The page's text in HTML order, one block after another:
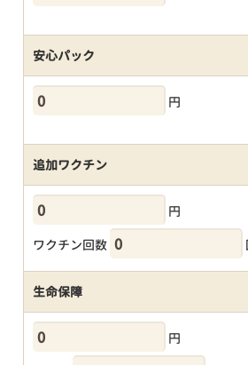
安心パック
円
追加ワクチン
円
ワクチン回数
生命保障
円